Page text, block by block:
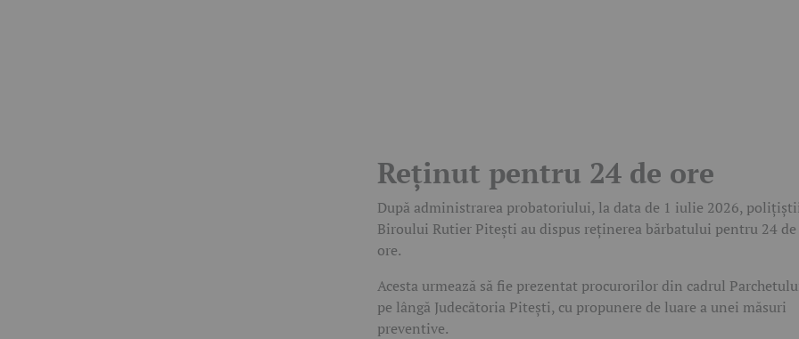
Reținut pentru 24 de ore
După administrarea probatoriului, la data de 1 iulie 2026,
Biroului Rutier Pitești au dispus reținerea bărbatului pentru 24 de
ore.
Acesta urmează să fie prezentat procurorilor din cadrul
pe lângă Judecătoria Pitești, cu propunere de luare a unei măsuri
preventive.